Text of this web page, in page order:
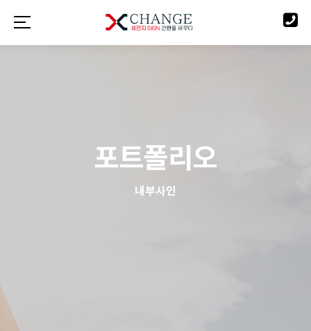
포트폴리오
내부사인